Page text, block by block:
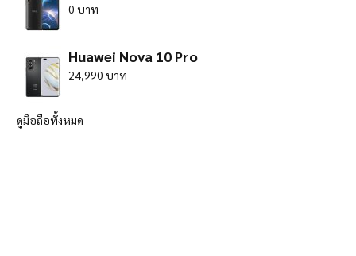
0 บาท
Huawei Nova 10 Pro
24,990 บาท
ดูมือถือทั้งหมด